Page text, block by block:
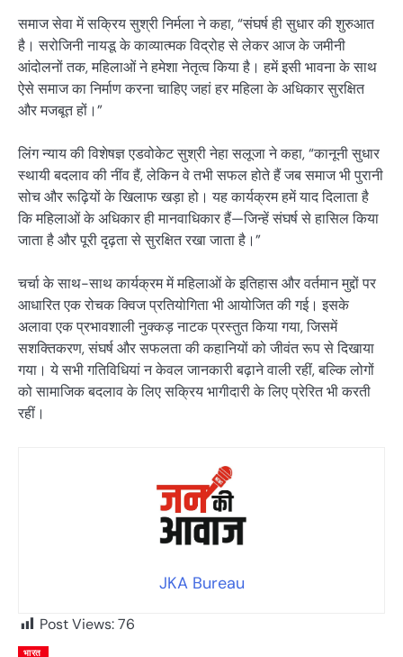
समाज सेवा में सक्रिय सुश्री निर्मला ने कहा, “संघर्ष ही सुधार की शुरुआत
है। सरोजिनी नायडू के काव्यात्मक विद्रोह से लेकर आज के जमीनी
आंदोलनों तक, महिलाओं ने हमेशा नेतृत्व किया है। हमें इसी भावना के साथ
ऐसे समाज का निर्माण करना चाहिए जहां हर महिला के अधिकार सुरक्षित
और मजबूत हों।”
लिंग न्याय की विशेषज्ञ एडवोकेट सुश्री नेहा सलूजा ने कहा, “कानूनी सुधार
स्थायी बदलाव की नींव हैं, लेकिन वे तभी सफल होते हैं जब समाज भी पुरानी
सोच और रूढ़ियों के खिलाफ खड़ा हो। यह कार्यक्रम हमें याद दिलाता है
कि महिलाओं के अधिकार ही मानवाधिकार हैं—जिन्हें संघर्ष से हासिल किया
जाता है और पूरी दृढ़ता से सुरक्षित रखा जाता है।”
चर्चा के साथ-साथ कार्यक्रम में महिलाओं के इतिहास और वर्तमान मुद्दों पर
आधारित एक रोचक क्विज प्रतियोगिता भी आयोजित की गई। इसके
अलावा एक प्रभावशाली नुक्कड़ नाटक प्रस्तुत किया गया, जिसमें
सशक्तिकरण, संघर्ष और सफलता की कहानियों को जीवंत रूप से दिखाया
गया। ये सभी गतिविधियां न केवल जानकारी बढ़ाने वाली रहीं, बल्कि लोगों
को सामाजिक बदलाव के लिए सक्रिय भागीदारी के लिए प्रेरित भी करती
रहीं।
JKA Bureau
Post Views:76
भारत